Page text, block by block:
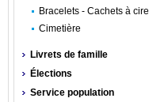
Bracelets - Cachets à cire
Cimetière
Livrets de famille
Élections
Service population